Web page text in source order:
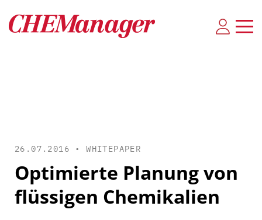
26.07.2016 •WHITEPAPER
Optimierte Planung von
flüssigen Chemikalien